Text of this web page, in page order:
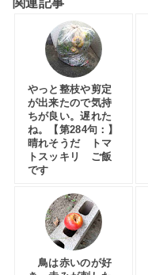
関連記事
やっと整枝や剪定
が出来たので気持
ちが良い。遅れた
ね。【第284句：】
晴れそうだ トマ
トスッキリ ご飯
です
鳥は赤いのが好